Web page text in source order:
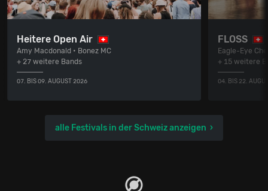
Heitere Open Air
Amy Macdonald • Bonez MC
+ 27 weitere Bands
07. BIS 09. AUGUST 2026
FLOSS
Eagle-Eye
+ 15 weitere
04. BIS 22.
alle Festivals in der Schweiz anzeigen